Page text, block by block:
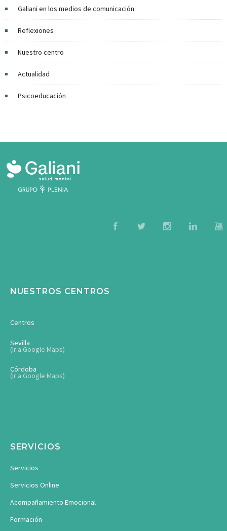
Galiani en los medios de comunicación
Reflexiones
Nuestro centro
Actualidad
Psicoeducación
NUESTROS CENTROS
Centros
Sevilla
(Ir a Google Maps)
Córdoba
(Ir a Google Maps)
SERVICIOS
Servicios
Servicios Online
Acompañamiento Emocional
Formación